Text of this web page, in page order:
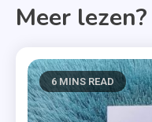
Meer lezen?
6 MINS READ